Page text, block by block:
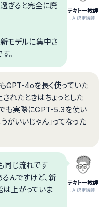
テキトー教師
.AI認定講師
ぎると完全に廃
モデルに集中さ
。
GPT-4oを長く使っていた
れたときはちょっとした
も実際にGPT-5.3を使い
がいいじゃん」ってなった
テキトー教師
.AI認定講師
同じ流れです
んですけど、新
は上がっていま